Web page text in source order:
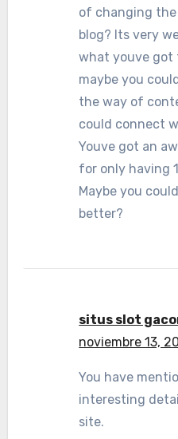
of changing
blog? Its very
what youve got
maybe you
the way of
could connect
Youve got an
for only having
Maybe you
better?
situs slot
noviembre 13,
You have
interesting
site.